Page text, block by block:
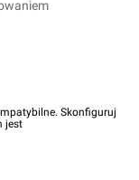
Skonfiguruj
jest